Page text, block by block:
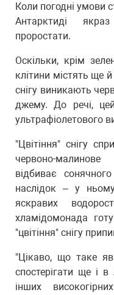
Коли погодні умови
Антарктиді
проростати.
Оскільки, крім
клітини містять ще
снігу виникають
джему. До речі,
ультрафіолетового
"Цвітіння" снігу
червоно-
відбиває
наслідок – у
яскравих
хламідомонада
"цвітіння" снігу
"Цікаво, що таке
спостерігати ще і
інших